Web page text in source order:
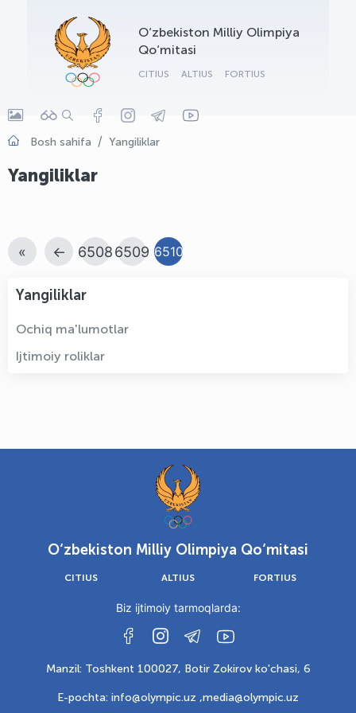
O‘zbekiston Milliy Olimpiya
Qo‘mitasi
CITIUS ALTIUS FORTIUS
Bosh sahifa Yangiliklar
Yangiliklar
« ← 65086509 6510
Yangiliklar
Ochiq ma'lumotlar
Ijtimoiy roliklar
O‘zbekiston Milliy Olimpiya Qo‘mitasi
CITIUS ALTIUS FORTIUS
Biz ijtimoiy tarmoqlarda:
Manzil: Toshkent 100027, Botir Zokirov ko'chasi, 6
E-pochta: info@olympic.uz ,media@olympic.uz
OLYMPCHIK AI - yordamchi
Onlayn · olympic.uz